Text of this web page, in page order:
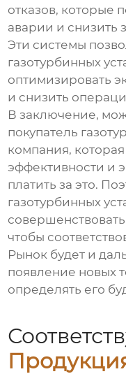
отказов, которые
аварии и снизить
Эти системы
газотурбинных
оптимизировать
и снизить
В заключение,
покупатель
компания,
эффективности и
платить за это.
газотурбинных
чтобы
Рынок будет и
появление новых
определять его